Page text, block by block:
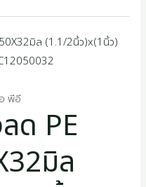
พีอี
ด PE
มิล